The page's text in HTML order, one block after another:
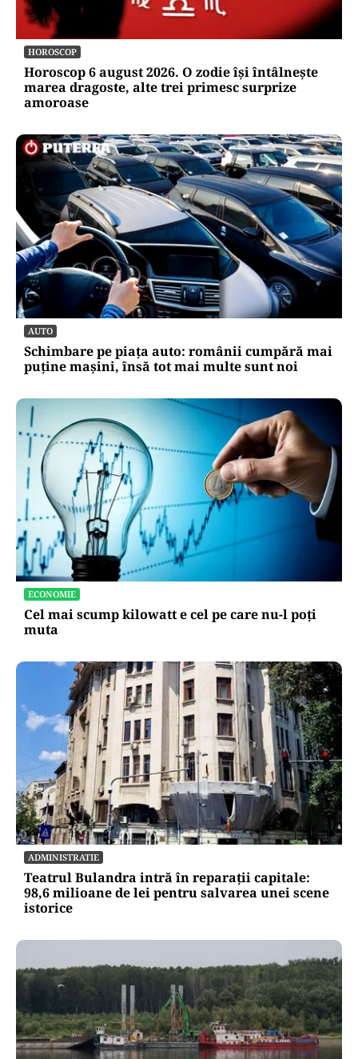
HOROSCOP
Horoscop 6 august 2026. O zodie își întâlnește
marea dragoste, alte trei primesc surprize
amoroase
AUTO
Schimbare pe piața auto: românii cumpără mai
puține mașini, însă tot mai multe sunt noi
ECONOMIE
Cel mai scump kilowatt e cel pe care nu-l poți
muta
ADMINISTRATIE
Teatrul Bulandra intră în reparații capitale:
98,6 milioane de lei pentru salvarea unei scene
istorice